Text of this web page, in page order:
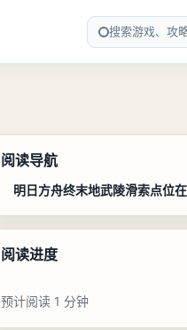
搜索游戏、攻
阅读导航
明日方舟终末地武陵滑索点位
阅读进度
预计阅读 1 分钟